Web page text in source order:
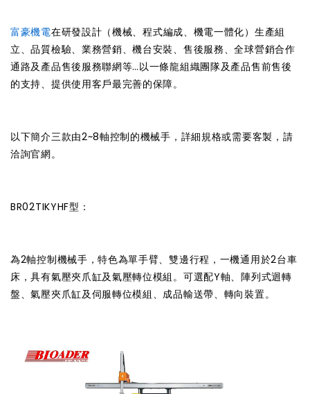
富豪機電在研發設計（機械、程式編成、機電一體化）生產組
立、品質檢驗、業務營銷、機台安裝、售後服務、全球營銷合作
通路及產品售後服務聯網等…以一條龍組織團隊及產品售前售後
的支持、提供使用客戶最完善的保障。
以下簡介三款由2~8軸控制的機械手，詳細規格或需要客製，請
洽詢官網。
BR02TIKYHF型：
為2軸控制機械手，特色為單手臂、雙邊行程，一機通用於2台車
床，具有氣壓夾爪缸及氣壓轉位模組。可選配Y軸、陣列式迴轉
盤、氣壓夾爪缸及伺服轉位模組、成品輸送帶、轉向裝置。